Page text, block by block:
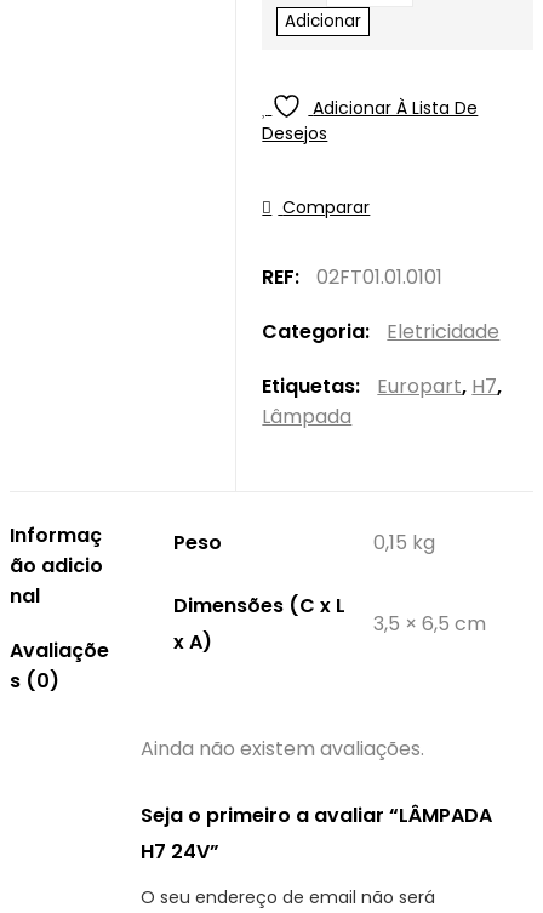
Adicionar
Adicionar À Lista De
Desejos
Comparar
REF:
02FT01.01.0101
Categoria:
Eletricidade
Etiquetas:
Europart, H7,
Lâmpada
Informaç
ão adicio
nal
Avaliaçõe
s (0)
Peso 0,15 kg
Dimensões (C x L
x A)
3,5 × 6,5 cm
Ainda não existem avaliações.
Seja o primeiro a avaliar “LÂMPADA
H7 24V”
O seu endereço de email não será